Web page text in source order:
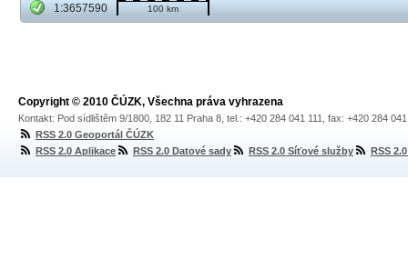
1:3657590 100 km
Copyright © 2010 ČÚZK, Všechna práva vyhrazena
Kontakt: Pod sídlištěm 9/1800, 182 11 Praha 8, tel.: +420 284 041 111, fax: +420 284
RSS 2.0 Geoportál ČÚZK
RSS 2.0 Aplikace
RSS 2.0 Datové sady RSS 2.0 Síťové služby RSS